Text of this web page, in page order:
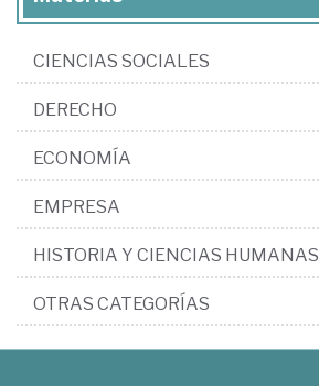
CIENCIAS SOCIALES
DERECHO
ECONOMÍA
EMPRESA
HISTORIA Y CIENCIAS HUMANAS
OTRAS CATEGORÍAS